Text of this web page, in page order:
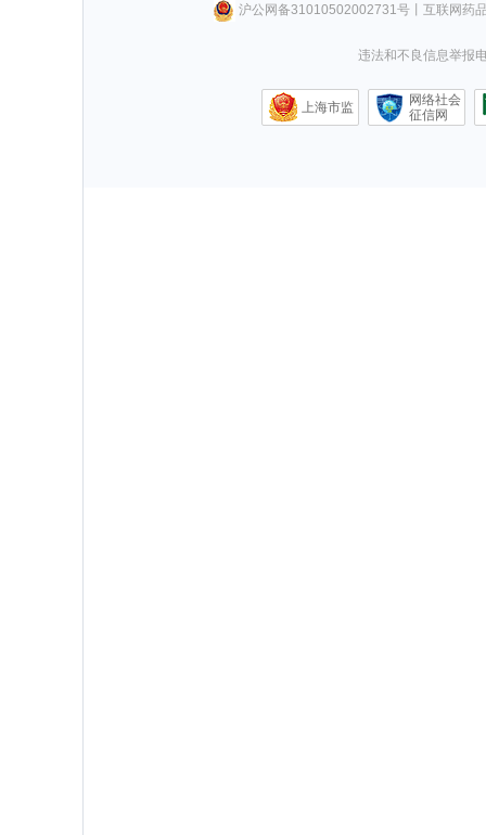
沪公网备31010502002731号丨 互联网药
违法和不良信息举报
上海市监
网络社会
征信网